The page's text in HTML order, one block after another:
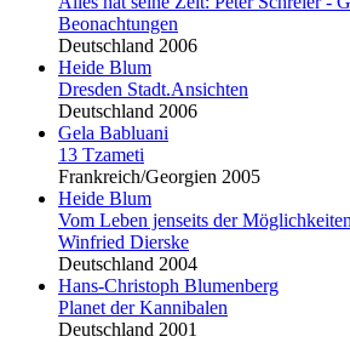
Beonachtungen
Deutschland 2006
Heide Blum
Dresden Stadt.Ansichten
Deutschland 2006
Gela Babluani
13 Tzameti
Frankreich/Georgien 2005
Heide Blum
Vom Leben jenseits der
Winfried Dierske
Deutschland 2004
Hans-Christoph Blumenberg
Planet der Kannibalen
Deutschland 2001